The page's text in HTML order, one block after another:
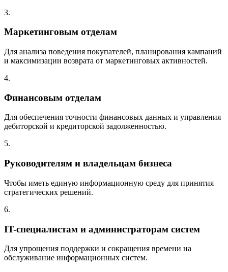
3.
Маркетинговым отделам
Для анализа поведения покупателей, планирования кампаний
и максимизации возврата от маркетинговых активностей.
4.
Финансовым отделам
Для обеспечения точности финансовых данных и управления
дебиторской и кредиторской задолженностью.
5.
Руководителям и владельцам бизнеса
Чтобы иметь единую информационную среду для принятия
стратегических решений.
6.
IT-специалистам и администраторам систем
Для упрощения поддержки и сокращения времени на
обслуживание информационных систем.